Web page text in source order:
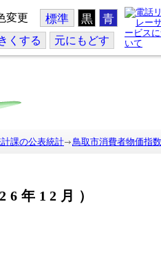
変更 標準 黒 青
くする 元にもどす
課の公表統計 鳥取市消費者物価指数
年12月）